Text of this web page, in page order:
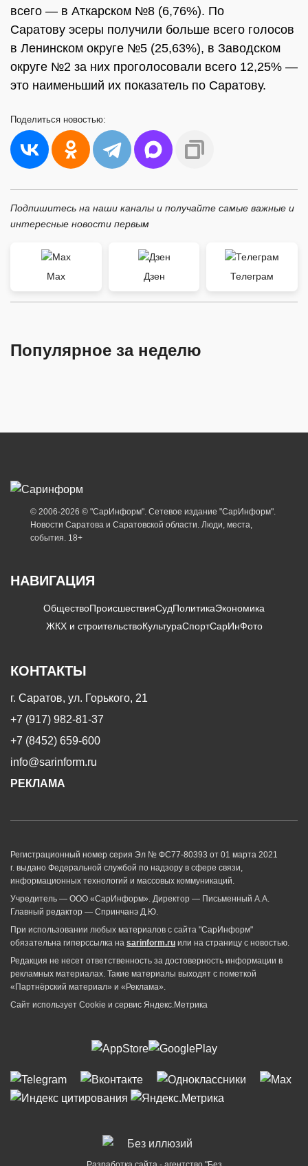
всего — в Аткарском №8 (6,76%). По
Саратову эсеры получили больше всего голосов
в Ленинском округе №5 (25,63%), в Заводском
округе №2 за них проголосовали всего 12,25% —
это наименьший их показатель по Саратову.
Поделиться новостью:
Подпишитесь на наши каналы и получайте самые важные и
интересные новости первым
Max Дзен Телеграм
Популярное за неделю
© 2006-2026 © "СарИнформ". Сетевое издание "СарИнформ".
Новости Саратова и Саратовской области. Люди, места,
события. 18+
НАВИГАЦИЯ
ОбществоПроисшествияСудПолитикаЭкономика
ЖКХ и строительствоКультураСпортСарИнФото
КОНТАКТЫ
г. Саратов, ул. Горького, 21
+7 (917) 982-81-37
+7 (8452) 659-600
info@sarinform.ru
РЕКЛАМА
Регистрационный номер серия Эл № ФС77-80393 от 01 марта 2021
г. выдано Федеральной службой по надзору в сфере связи,
информационных технологий и массовых коммуникаций.
Учредитель — ООО «СарИнформ». Директор — Письменный А.А.
Главный редактор — Спринчанэ Д.Ю.
При использовании любых материалов с сайта "СарИнформ"
обязательна гиперссылка на sarinform.ru или на страницу с новостью.
Редакция не несет ответственность за достоверность информации в
рекламных материалах. Такие материалы выходят с пометкой
«Партнёрский материал» и «Реклама».
Сайт использует Cookie и сервиc Яндекс.Метрика